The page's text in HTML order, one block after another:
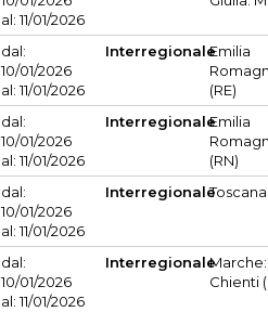
al: 11/01/2026
dal:
10/01/2026
al: 11/01/2026
InterregionaleEmilia
(RE)
dal:
10/01/2026
al: 11/01/2026
InterregionaleEmilia
(RN)
dal:
10/01/2026
al: 11/01/2026
Interregionale
dal:
10/01/2026
al: 11/01/2026
Interregionale
Chienti